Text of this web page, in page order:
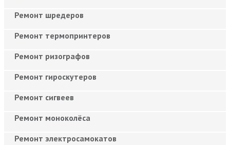
Ремонт шредеров
Ремонт термопринтеров
Ремонт ризографов
Ремонт гироскутеров
Ремонт сигвеев
Ремонт моноколёса
Ремонт электросамокатов